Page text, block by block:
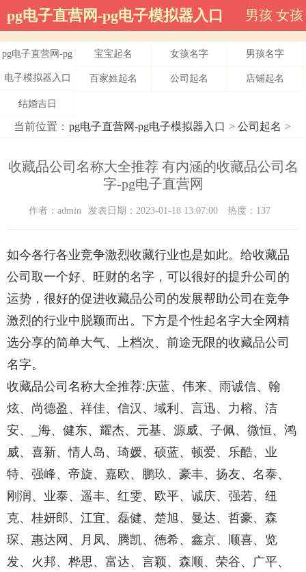
pg电子直营网-pg电子模拟器入口 男孩 女孩
pg电子直营网-pg
电子模拟器入口
宝宝起名 女孩名字 男孩名字
百家姓起名 公司起名 店铺起名
结婚吉日
当前位置： pg电子直营网-pg电子模拟器入口 > 公司起名 >
收藏品公司名称大全推荐 有内涵的收藏品公司名
字-pg电子直营网
作者：admin 发表日期：2023-01-18 13:07:00 热度：137
如今各行各业竞争激烈收藏行业也是如此。给收藏品
公司取一个好、旺财的名字，可以很好的提升公司的
运势，很好的促进收藏品公司的发展帮助公司在竞争
激烈的行业中脱颖而出。下方是个性起名字大全网精
选分享的简单大气、上档次、前途无限的收藏品公司
名字。
收藏品公司名称大全推荐:庆蓝、伟来、雨诚信、翰
炫、尚德盈、祥佳、信汉、域利、言迅、力榕、洁
安、_海、健东、耀杰、元基、源威、子佩、微恒、鸿
威、喜新、情人岛、琦媛、硕蓝、顿爱、乐酷、业
特、强峰、帝旋、嘉欧、鹏玖、豪丰、扬友、名泰、
刚润、业泰、遥丰、红雯、欧平、诚庆、强若、纽
克、桂妍郎、江宜、磊健、楚旭、曼达、哲豪、森
琛、惠达网、月凤、腾凯、德希、鑫京、顺喜、览
发、火邦、桦思、富达、言颖、森顺、荣谷、广平、